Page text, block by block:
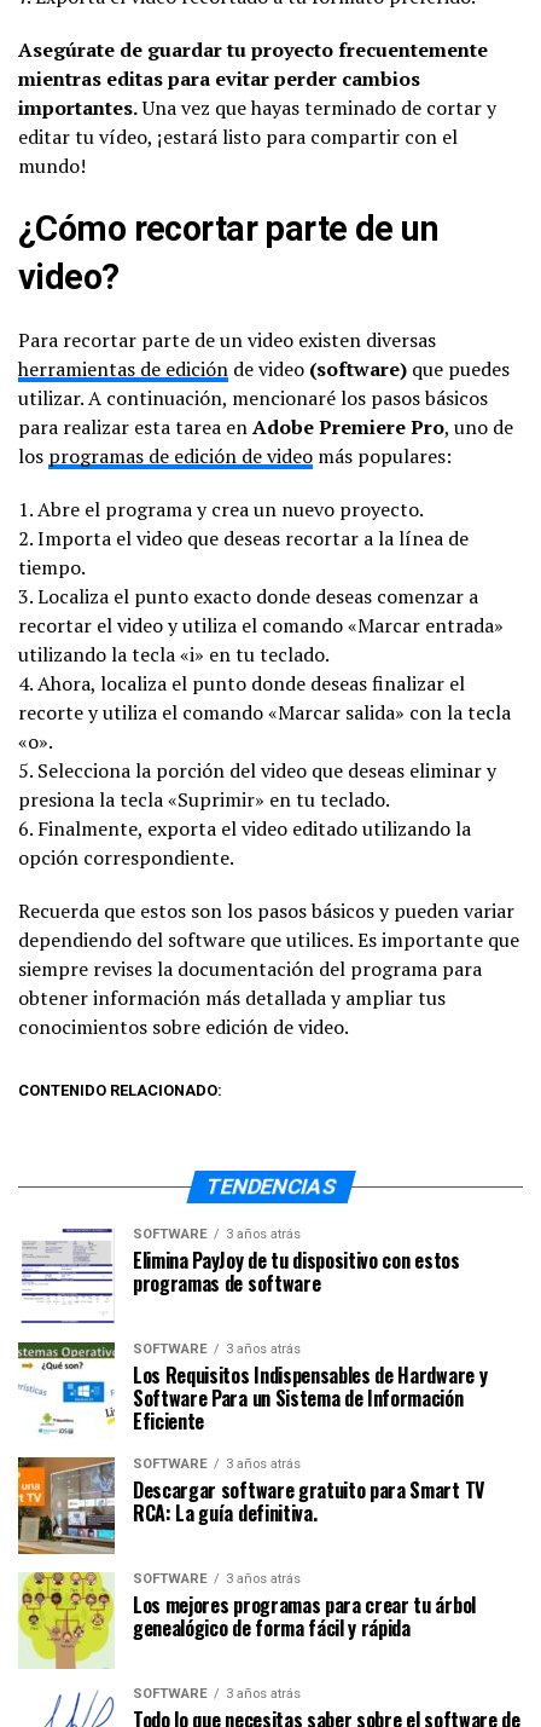
Asegúrate de guardar tu proyecto frecuentemente
mientras editas para evitar perder cambios
importantes.Una vez que hayas terminado de cortar y
editar tu vídeo, ¡estará listo para compartir con el
mundo!
¿Cómo recortar parte de un
video?
Para recortar parte de un video existen diversas
herramientas de edición de video (software) que puedes
utilizar. A continuación, mencionaré los pasos básicos
para realizar esta tarea enAdobe Premiere Pro, uno de
los programas de edición de video más populares:
1. Abre el programa y crea un nuevo proyecto.
2. Importa el video que deseas recortar a la línea de
tiempo.
3. Localiza el punto exacto donde deseas comenzar a
recortar el video y utiliza el comando «Marcar entrada»
utilizando la tecla «i» en tu teclado.
4. Ahora, localiza el punto donde deseas finalizar el
recorte y utiliza el comando «Marcar salida» con la tecla
«o».
5. Selecciona la porción del video que deseas eliminar y
presiona la tecla «Suprimir» en tu teclado.
6. Finalmente, exporta el video editado utilizando la
opción correspondiente.
Recuerda que estos son los pasos básicos y pueden variar
dependiendo del software que utilices. Es importante que
siempre revises la documentación del programa para
obtener información más detallada y ampliar tus
conocimientos sobre edición de video.
CONTENIDO RELACIONADO:
TENDENCIAS
SOFTWARE 3 años atrás
Elimina PayJoy de tu dispositivo con estos
programas de software
SOFTWARE 3 años atrás
Los Requisitos Indispensables de Hardware y
Software Para un Sistema de Información
Eficiente
SOFTWARE 3 años atrás
Descargar software gratuito para Smart TV
RCA: La guía definitiva.
SOFTWARE 3 años atrás
Los mejores programas para crear tu árbol
genealógico de forma fácil y rápida
SOFTWARE 3 años atrás
Todo lo que necesitas saber sobre el software de